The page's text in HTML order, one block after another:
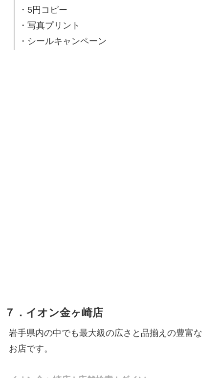
・5円コピー
・写真プリント
・シールキャンペーン
７．イオン金ヶ崎店
岩手県内の中でも最大級の広さと品揃えの豊富な
お店です。